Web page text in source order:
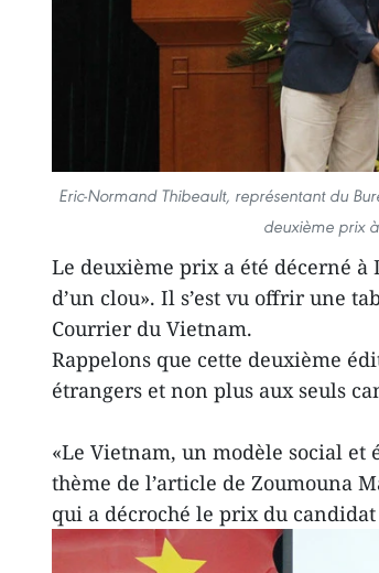
Eric-Normand Thibeault, représentant du
deuxième prix
Le deuxième prix a été décerné à
d’un clou». Il s’est vu offrir une
Courrier du Vietnam.
Rappelons que cette deuxième
étrangers et non plus aux seuls
«Le Vietnam, un modèle social et
thème de l’article de Zoumouna
qui a décroché le prix du